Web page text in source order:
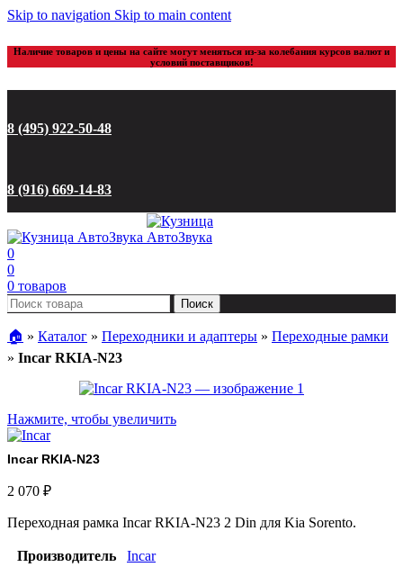
Skip to navigation Skip to main content
Наличие товаров и цены на сайте могут меняться из-за колебания курсов валют и
условий поставщиков!
8 (495) 922-50-48
8 (916) 669-14-83
0
0
0 товаров
Поиск
🏠︎ » Каталог » Переходники и адаптеры » Переходные рамки
» Incar RKIA-N23
Нажмите, чтобы увеличить
Incar RKIA-N23
2 070 ₽
Переходная рамка Incar RKIA-N23 2 Din для Kia Sorento.
Производитель
Incar